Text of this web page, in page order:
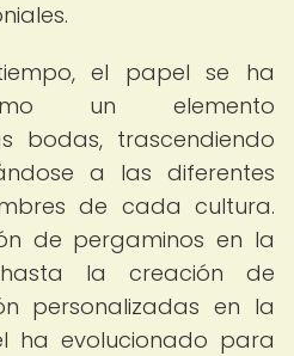
el papel se ha
un elemento
bodas, trascendiendo
a las diferentes
de cada cultura.
de pergaminos en la
la creación de
personalizadas en la
ha evolucionado para